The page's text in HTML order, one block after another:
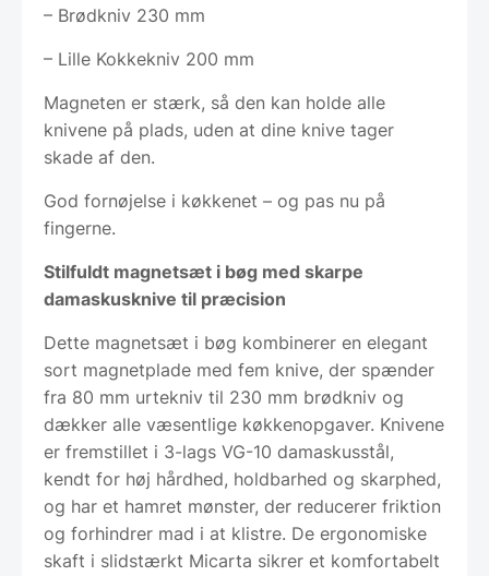
– Brødkniv 230 mm
– Lille Kokkekniv 200 mm
Magneten er stærk, så den kan holde alle
knivene på plads, uden at dine knive tager
skade af den.
God fornøjelse i køkkenet – og pas nu på
fingerne.
Stilfuldt magnetsæt i bøg med skarpe
damaskusknive til præcision
Dette magnetsæt i bøg kombinerer en elegant
sort magnetplade med fem knive, der spænder
fra 80 mm urtekniv til 230 mm brødkniv og
dækker alle væsentlige køkkenopgaver. Knivene
er fremstillet i 3-lags VG-10 damaskusstål,
kendt for høj hårdhed, holdbarhed og skarphed,
og har et hamret mønster, der reducerer friktion
og forhindrer mad i at klistre. De ergonomiske
skaft i slidstærkt Micarta sikrer et komfortabelt